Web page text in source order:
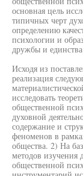
основная цель
типичных черт
определению
психологии и
дружбы и
Исходя из
реализация
исследовать
общественной
духовной
содержание и
феноменов в
общества. 2) На
методов изучения
общественной